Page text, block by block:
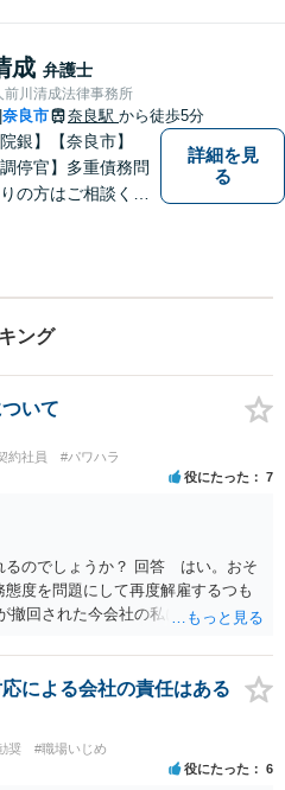
成 弁護士
前川清成法律事務所
奈良市 奈良駅 から徒歩5分
銀】【奈良市】
調停官】多重債務問
の方はご相談くだ
ご相談ください。
詳細を見
る
ング
いて
約社員 #パワハラ
役にたった 7
のでしょうか？ 回答 はい。おそ
度を問題にして再度解雇するつも
撤回された今会社の私に対する不当
だけでは訴えることは難しいでし
に必要な程度を超えた「ハラスメン
ができます（不法行為に基づく損害
極めて低額でしょう。以前の解雇
ば、証拠収集などについてその先
めします。 質問３、退職を合意と
による会社の責任はある
奨 #職場いじめ
役にたった 6